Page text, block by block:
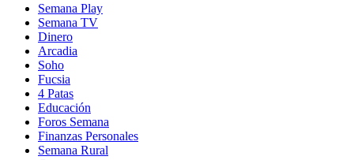
Semana Play
Semana TV
Dinero
Arcadia
Soho
in
new
window
Fucsia
in
new
window
4 Patas
Educación
Foros Semana
Finanzas Personales
Semana Rural